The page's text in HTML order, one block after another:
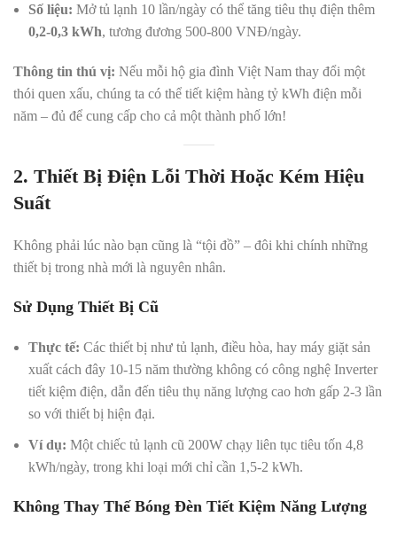
Số liệu: Mở tủ lạnh 10 lần/ngày có thể tăng tiêu thụ điện thêm
0,2-0,3 kWh, tương đương 500-800 VNĐ/ngày.
Thông tin thú vị: Nếu mỗi hộ gia đình Việt Nam thay đổi một
thói quen xấu, chúng ta có thể tiết kiệm hàng tỷ kWh điện mỗi
năm – đủ để cung cấp cho cả một thành phố lớn!
2. Thiết Bị Điện Lỗi Thời Hoặc Kém Hiệu
Suất
Không phải lúc nào bạn cũng là “tội đồ” – đôi khi chính những
thiết bị trong nhà mới là nguyên nhân.
Sử Dụng Thiết Bị Cũ
Thực tế: Các thiết bị như tủ lạnh, điều hòa, hay máy giặt sản
xuất cách đây 10-15 năm thường không có công nghệ Inverter
tiết kiệm điện, dẫn đến tiêu thụ năng lượng cao hơn gấp 2-3 lần
so với thiết bị hiện đại.
Ví dụ: Một chiếc tủ lạnh cũ 200W chạy liên tục tiêu tốn 4,8
kWh/ngày, trong khi loại mới chỉ cần 1,5-2 kWh.
Không Thay Thế Bóng Đèn Tiết Kiệm Năng Lượng